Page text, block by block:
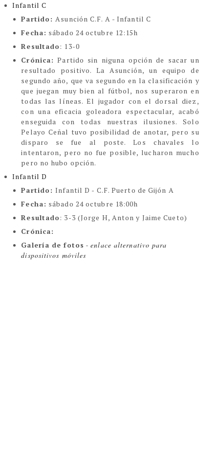
Infantil C
Partido:Asunción C.F. A - Infantil C
Fecha: sábado 24 octubre 12:15h
Resultado: 13-0
Crónica: Partido sin niguna opción de sacar un
resultado positivo. La Asunción, un equipo de
segundo año, que va segundo en la clasificación y
que juegan muy bien al fútbol, nos superaron en
todas las líneas. El jugador con el dorsal diez,
con una eficacia goleadora espectacular, acabó
enseguida con todas nuestras ilusiones. Solo
Pelayo Ceñal tuvo posibilidad de anotar, pero su
disparo se fue al poste. Los chavales lo
intentaron, pero no fue posible, lucharon mucho
pero no hubo opción.
Infantil D
Partido:Infantil D - C.F. Puerto de Gijón A
Fecha: sábado 24 octubre 18:00h
Resultado: 3-3 (Jorge H, Anton y Jaime Cueto)
Crónica:
Galería de fotos -enlace alternativo para
dispositivos móviles